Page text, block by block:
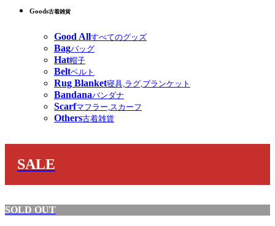
Goods古着雑貨
Good Allすべてのグッズ
Bagバッグ
Hat帽子
Beltベルト
Rug Blanket寝具,ラグ,ブランケット
Bandanaバンダナ
Scarfマフラー,スカーフ
Others古着雑貨
SALE
SOLD OUT